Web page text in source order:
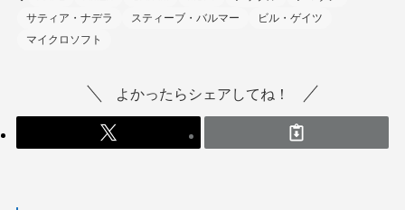
サティア・ナデラ
スティーブ・バルマー
ビル・ゲイツ
マイクロソフト
よかったらシェアしてね！